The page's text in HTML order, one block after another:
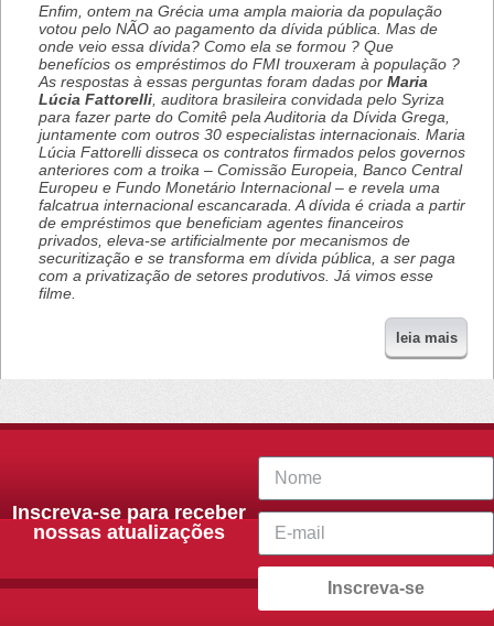
Enfim, ontem na Grécia uma ampla maioria da população
votou pelo NÃO ao pagamento da dívida pública. Mas de
onde veio essa dívida? Como ela se formou ? Que
benefícios os empréstimos do FMI trouxeram à população ?
As respostas à essas perguntas foram dadas por Maria
Lúcia Fattorelli , auditora brasileira convidada pelo Syriza
para fazer parte do Comitê pela Auditoria da Dívida Grega,
juntamente com outros 30 especialistas internacionais. Maria
Lúcia Fattorelli disseca os contratos firmados pelos governos
anteriores com a troika – Comissão Europeia, Banco Central
Europeu e Fundo Monetário Internacional – e revela uma
falcatrua internacional escancarada. A dívida é criada a partir
de empréstimos que beneficiam agentes financeiros
privados, eleva-se artificialmente por mecanismos de
securitização e se transforma em dívida pública, a ser paga
com a privatização de setores produtivos. Já vimos esse
filme.
leia mais
Inscreva-se para receber
nossas atualizações
Inscreva-se